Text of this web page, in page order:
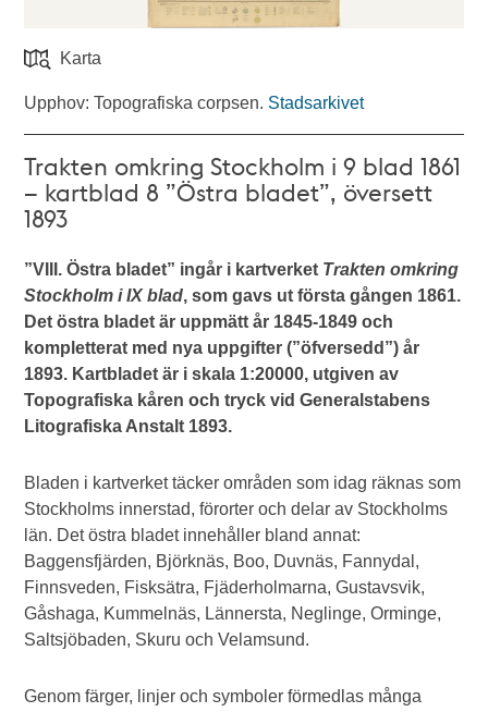
Karta
Upphov: Topografiska corpsen. Stadsarkivet
Trakten omkring Stockholm i 9 blad 1861
– kartblad 8 ”Östra bladet”, översett
1893
”VIII. Östra bladet” ingår i kartverket Trakten omkring
Stockholm i IX blad, som gavs ut första gången 1861.
Det östra bladet är uppmätt år 1845-1849 och
kompletterat med nya uppgifter (”öfversedd”) år
1893. Kartbladet är i skala 1:20000, utgiven av
Topografiska kåren och tryck vid Generalstabens
Litografiska Anstalt 1893.
Bladen i kartverket täcker områden som idag räknas som
Stockholms innerstad, förorter och delar av Stockholms
län. Det östra bladet innehåller bland annat:
Baggensfjärden, Björknäs, Boo, Duvnäs, Fannydal,
Finnsveden, Fisksätra, Fjäderholmarna, Gustavsvik,
Gåshaga, Kummelnäs, Lännersta, Neglinge, Orminge,
Saltsjöbaden, Skuru och Velamsund.
Genom färger, linjer och symboler förmedlas många